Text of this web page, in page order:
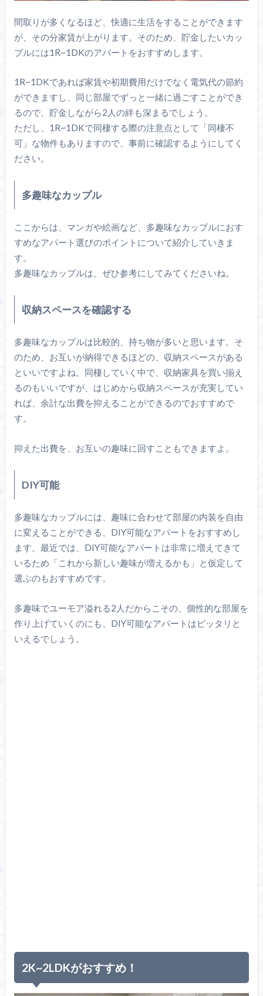
間取りが多くなるほど、快適に生活をすることができます
が、その分家賃が上がります。そのため、貯金したいカッ
プルには1R~1DKのアパートをおすすめします。
1R~1DKであれば家賃や初期費用だけでなく電気代の節約
ができますし、同じ部屋でずっと一緒に過ごすことができ
るので、貯金しながら2人の絆も深まるでしょう。
ただし、1R~1DKで同棲する際の注意点として「同棲不
可」な物件もありますので、事前に確認するようにしてく
ださい。
多趣味なカップル
ここからは、マンガや絵画など、多趣味なカップルにおす
すめなアパート選びのポイントについて紹介していきま
す。
多趣味なカップルは、ぜひ参考にしてみてくださいね。
収納スペースを確認する
多趣味なカップルは比較的、持ち物が多いと思います。そ
のため、お互いが納得できるほどの、収納スペースがある
といいですよね。同棲していく中で、収納家具を買い揃え
るのもいいですが、はじめから収納スペースが充実してい
れば、余計な出費を抑えることができるのでおすすめで
す。
抑えた出費を、お互いの趣味に回すこともできますよ。
DIY可能
多趣味なカップルには、趣味に合わせて部屋の内装を自由
に変えることができる、DIY可能なアパートをおすすめし
ます。最近では、DIY可能なアパートは非常に増えてきて
いるため「これから新しい趣味が増えるかも」と仮定して
選ぶのもおすすめです。
多趣味でユーモア溢れる2人だからこその、個性的な部屋を
作り上げていくのにも、DIY可能なアパートはピッタリと
いえるでしょう。
2K~2LDKがおすすめ！